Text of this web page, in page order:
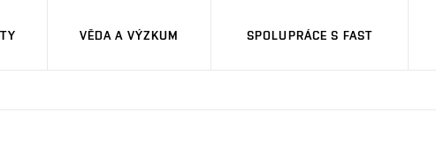
VĚDA A VÝZKUM SPOLUPRÁCE S FAST